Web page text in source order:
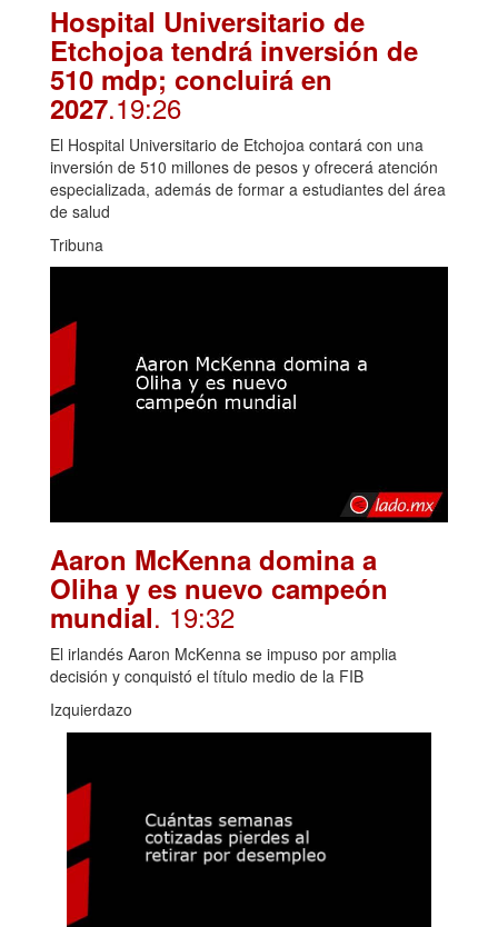
Hospital Universitario de
Etchojoa tendrá inversión de
510 mdp; concluirá en
2027.19:26
El Hospital Universitario de Etchojoa contará con una
inversión de 510 millones de pesos y ofrecerá atención
especializada, además de formar a estudiantes del área
de salud
Tribuna
Aaron McKenna domina a
Oliha y es nuevo campeón
mundial. 19:32
El irlandés Aaron McKenna se impuso por amplia
decisión y conquistó el título medio de la FIB
Izquierdazo